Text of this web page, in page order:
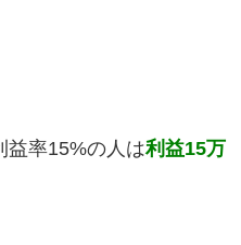
益率15%の人は利益15万